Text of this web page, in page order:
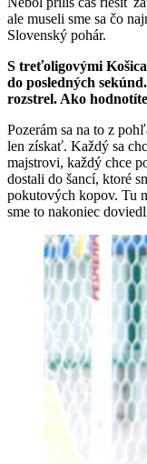
ale museli sme sa čo
Slovenský pohár.
S treťoligovými
do posledných
rozstrel. Ako
Pozerám sa na to z
len získať. Každý sa
majstrovi, každý chce
dostali do šancí, ktoré
pokutových kopov. Tu
sme to nakoniec